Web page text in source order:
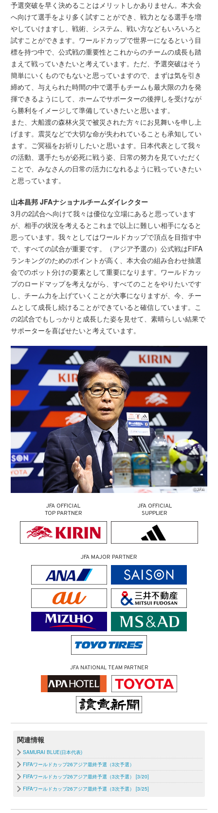
予選突破を早く決めることはメリットしかありません。本大会
へ向けて選手をより多く試すことができ、戦力となる選手を増
やしていけますし、戦術、システム、戦い方などもいろいろと
試すことができます。ワールドカップで世界一になるという目
標を持つ中で、公式戦の重要性とこれからのチームの成長も踏
まえて戦っていきたいと考えています。ただ、予選突破はそう
簡単にいくものでもないと思っていますので、まずは気を引き
締めて、与えられた時間の中で選手もチームも最大限の力を発
揮できるようにして、ホームでサポーターの後押しを受けなが
ら勝利をイメージして準備していきたいと思います。
また、大船渡の森林火災で被災された方々にお見舞いを申し上
げます。震災などで大切な命が失われていることも承知してい
ます。ご冥福をお祈りしたいと思います。日本代表として我々
の活動、選手たちが必死に戦う姿、日常の努力を見ていただく
ことで、みなさんの日常の活力になれるように戦っていきたい
と思っています。
山本昌邦 JFAナショナルチームダイレクター
3月の2試合へ向けて我々は優位な立場にあると思っています
が、相手の状況を考えるとこれまで以上に難しい相手になると
思っています。我々としてはワールドカップで頂点を目指す中
で、すべての試合が重要です。（アジア予選の）公式戦はFIFA
ランキングのためのポイントが高く、本大会の組み合わせ抽選
会でのポット分けの要素として重要になります。ワールドカッ
プのロードマップを考えながら、すべてのことをやりたいです
し、チーム力を上げていくことが大事になりますが、今、チー
ムとして成長し続けることができていると確信しています。こ
の2試合でもしっかりと成長した姿を見せて、素晴らしい結果で
サポーターを喜ばせたいと考えています。
JFA OFFICIAL
TOP PARTNER
JFA OFFICIAL
SUPPLIER
JFA MAJOR PARTNER
JFA NATIONAL TEAM PARTNER
関連情報
SAMURAI BLUE(日本代表)
FIFAワールドカップ26アジア最終予選（3次予選）
FIFAワールドカップ26アジア最終予選（3次予選） [3/20]
FIFAワールドカップ26アジア最終予選（3次予選） [3/25]